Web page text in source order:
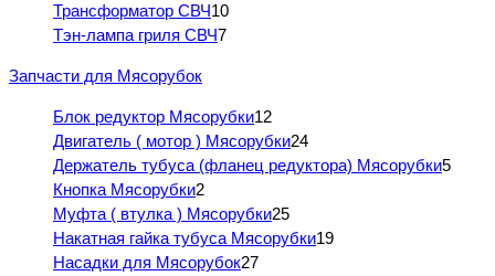
Трансформатор СВЧ10
Тэн-лампа гриля СВЧ7
Запчасти для Мясорубок
Блок редуктор Мясорубки12
Двигатель ( мотор ) Мясорубки24
Держатель тубуса (фланец редуктора) Мясорубки5
Кнопка Мясорубки2
Муфта ( втулка ) Мясорубки25
Накатная гайка тубуса Мясорубки19
Насадки для Мясорубок27